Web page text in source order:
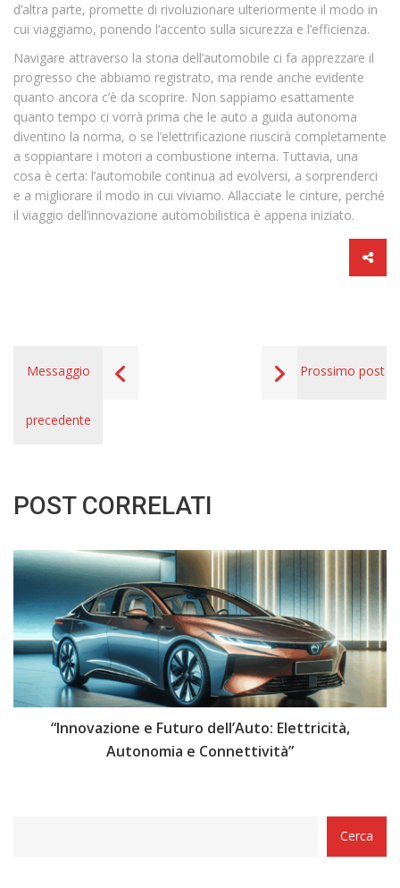
d’altra parte, promette di rivoluzionare ulteriormente il modo in
cui viaggiamo, ponendo l’accento sulla sicurezza e l’efficienza.
Navigare attraverso la storia dell’automobile ci fa apprezzare il
progresso che abbiamo registrato, ma rende anche evidente
quanto ancora c’è da scoprire. Non sappiamo esattamente
quanto tempo ci vorrà prima che le auto a guida autonoma
diventino la norma, o se l’elettrificazione riuscirà completamente
a soppiantare i motori a combustione interna. Tuttavia, una
cosa è certa: l’automobile continua ad evolversi, a sorprenderci
e a migliorare il modo in cui viviamo. Allacciate le cinture, perché
il viaggio dell’innovazione automobilistica è appena iniziato.
Messaggio
precedente
Prossimo post
POST CORRELATI
“Innovazione e Futuro dell’Auto: Elettricità,
Autonomia e Connettività”
Cerca